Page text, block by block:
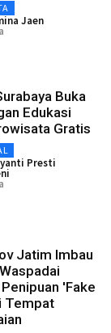
Jaen
Buka
Edukasi
Gratis
Presti
Jatim Imbau
'Fake
Tempat